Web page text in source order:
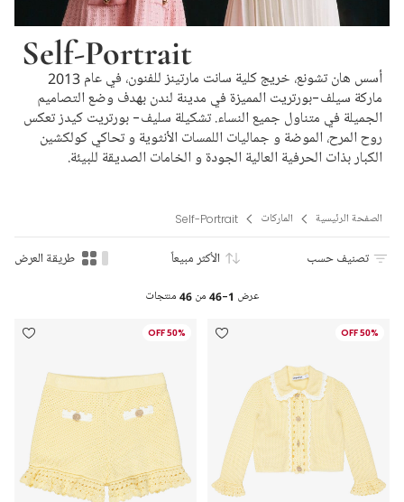
Self-Portrait
أسس هان تشونع، خريج كلية سانت مارتينز للفنون، في عام 2013
ماركة سيلف-بورتريت المميزة في مدينة لندن بهدف وضع التصاميم
الجميلة في متناول جميع النساء. تشكيلة سليف- بورتريت كيدز تعكس
روح المرح، الموضة و جماليات اللمسات الأنثوية و تحاكي كولكشين
الكبار بذات الحرفية العالية الجودة و الخامات الصديقة للبيئة.
الصفحة الرئيسية الماركات Self-Portrait
تصنيف حسب الأكثر مبيعاً طريقة العرض
عرض 1-46 من 46 منتجات
50% OFF
50% OFF